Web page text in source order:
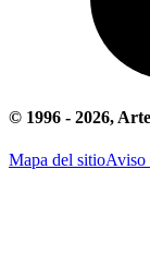
© 1996 - 2026,
Mapa del sitioAviso